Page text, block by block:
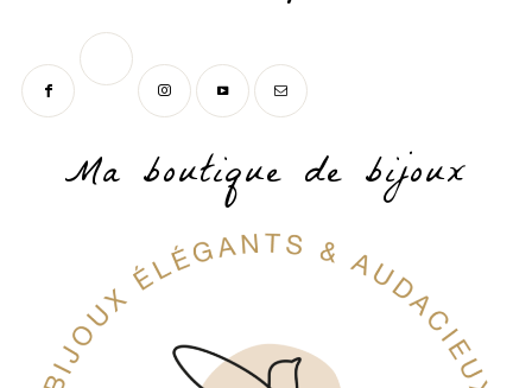
Ma boutique de bijoux